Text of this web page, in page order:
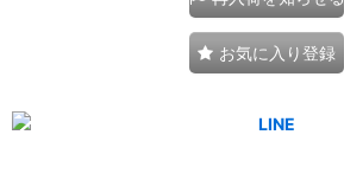
お気に入り登録